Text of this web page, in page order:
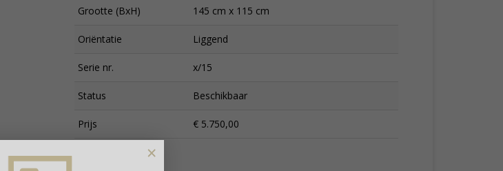
Grootte (BxH) 145 cm x 115 cm
Oriëntatie Liggend
Serie nr. x/15
Status Beschikbaar
Prijs € 5.750,00
×